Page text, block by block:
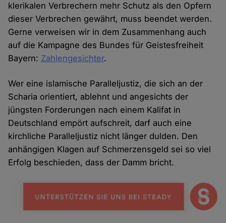
klerikalen Verbrechern mehr Schutz als den Opfern
dieser Verbrechen gewährt, muss beendet werden.
Gerne verweisen wir in dem Zusammenhang auch
auf die Kampagne des Bundes für Geistesfreiheit
Bayern: Zahlengesichter.
Wer eine islamische Paralleljustiz, die sich an der
Scharia orientiert, ablehnt und angesichts der
jüngsten Forderungen nach einem Kalifat in
Deutschland empört aufschreit, darf auch eine
kirchliche Paralleljustiz nicht länger dulden. Den
anhängigen Klagen auf Schmerzensgeld sei so viel
Erfolg beschieden, dass der Damm bricht.